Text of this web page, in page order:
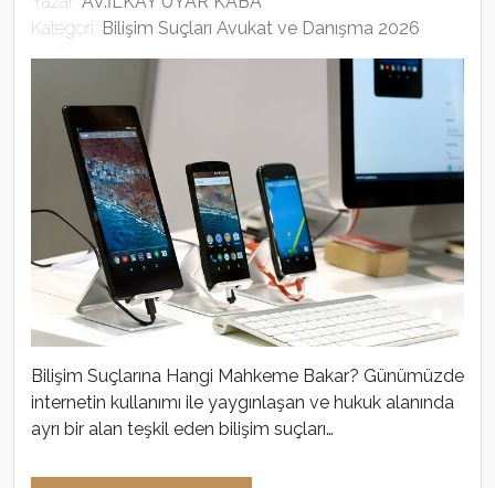
Kategori: Bilişim Suçları Avukat ve Danışma 2026
Bilişim Suçlarına Hangi Mahkeme Bakar? Günümüzde
internetin kullanımı ile yaygınlaşan ve hukuk alanında
ayrı bir alan teşkil eden bilişim suçları…